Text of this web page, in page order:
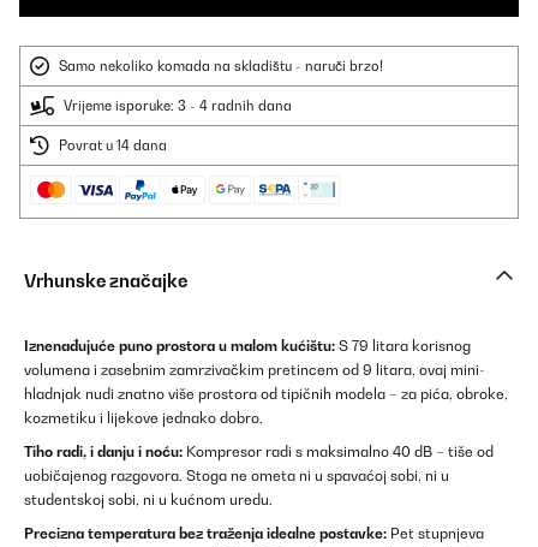
Samo nekoliko komada na skladištu - naruči brzo!
Vrijeme isporuke: 3 - 4 radnih dana
Povrat u 14 dana
Vrhunske značajke
Iznenađujuće puno prostora u malom kućištu: S 79 litara korisnog
volumena i zasebnim zamrzivačkim pretincem od 9 litara, ovaj mini-
hladnjak nudi znatno više prostora od tipičnih modela – za pića, obroke,
kozmetiku i lijekove jednako dobro.
Tiho radi, i danju i noću: Kompresor radi s maksimalno 40 dB – tiše od
uobičajenog razgovora. Stoga ne ometa ni u spavaćoj sobi, ni u
studentskoj sobi, ni u kućnom uredu.
Precizna temperatura bez traženja idealne postavke: Pet stupnjeva